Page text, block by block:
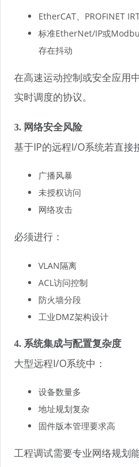
EtherCAT、PROFINET
标准EtherNet/IP或
存在抖动
在高速运动控制或安全应用
实时调度的协议。
3. 网络安全风险
基于IP的远程I/O系统若直接
广播风暴
未授权访问
网络攻击
必须进行：
VLAN隔离
ACL访问控制
防火墙分段
工业DMZ架构设计
4. 系统集成与配置复杂度
大型远程I/O系统中：
设备数量多
地址规划复杂
固件版本管理要求高
工程调试需要专业网络规划能